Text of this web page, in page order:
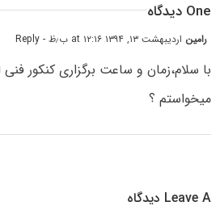
One دیدگاه
رامین اردیبهشت ۱۳, ۱۳۹۴ at ۱۲:۱۶ ب٫ظ - Reply
با سلام،زمان و ساعت برگزارى کنکور فنى
میخواستم ؟
Leave A دیدگاه